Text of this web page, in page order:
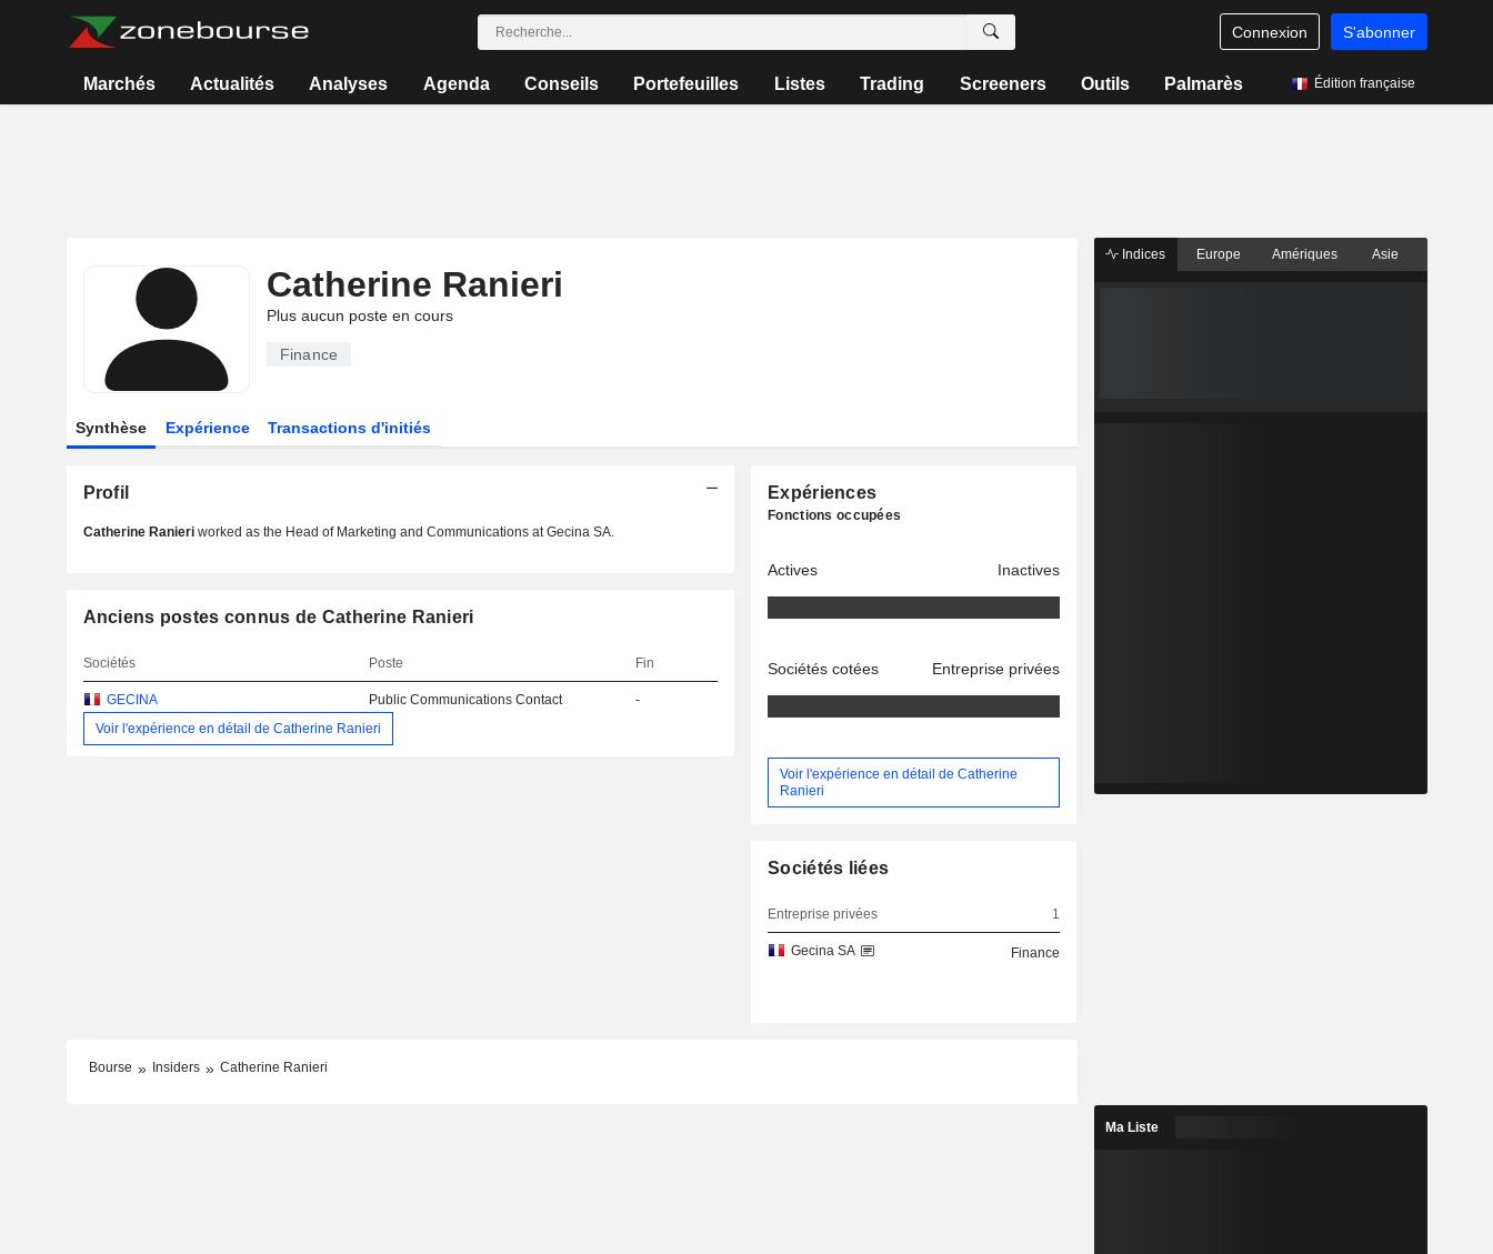
Connexion S'abonner
Marchés Actualités Analyses Agenda Conseils Portefeuilles Listes Trading Screeners Outils Palmarès Édition française
Catherine Ranieri
Plus aucun poste en cours
Finance
Synthèse Expérience Transactions d'initiés
Profil
Catherine Ranieriworked as the Head of Marketing and Communications at Gecina SA.
Anciens postes connus de Catherine Ranieri
Sociétés Poste Fin
GECINA Public Communications Contact
-
Voir l'expérience en détail de Catherine Ranieri
Expériences
Fonctions occupées
Actives Inactives
Sociétés cotées Entreprise privées
Voir l'expérience en détail de Catherine
Ranieri
Sociétés liées
Entreprise privées 1
Gecina SA Finance
Bourse Insiders Catherine Ranieri
Indices Europe Amériques Asie
Ma Liste